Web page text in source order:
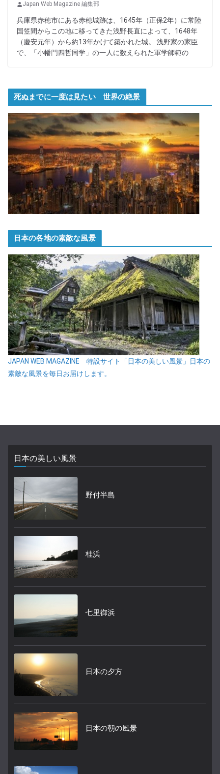
Japan Web Magazine 編集部
兵庫県赤穂市にある赤穂城跡は、1645年（正保2年）に常陸
国笠間からこの地に移ってきた浅野長直によって、1648年
（慶安元年）から約13年かけて築かれた城。 浅野家の家臣
で、「小幡門四哲同学」の一人に数えられた軍学師範の
死ぬまでに一度は見たい 世界の絶景
日本の各地の素敵な風景
JAPAN WEB MAGAZINE 特設サイト「日本の美しい風景」日本の
素敵な風景を毎日お届けします。
日本の美しい風景
野付半島
桂浜
七里御浜
日本の夕方
日本の朝の風景